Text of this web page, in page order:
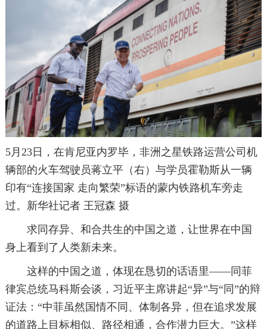
5月23日，在肯尼亚内罗毕，非洲之星铁路运营公司机
辆部的火车驾驶员蒋立平（右）与学员霍勒斯从一辆
印有“连接国家 走向繁荣”标语的蒙内铁路机车旁走
过。新华社记者 王冠森 摄
求同存异、和合共生的中国之道，让世界在中国
身上看到了人类新未来。
这样的中国之道，体现在恳切的话语里——同菲
律宾总统马科斯会谈，习近平主席讲起“异”与“同”的辩
证法：“中菲虽然国情不同、体制各异，但在追求发展
的道路上目标相似、路径相通，合作潜力巨大。”这样